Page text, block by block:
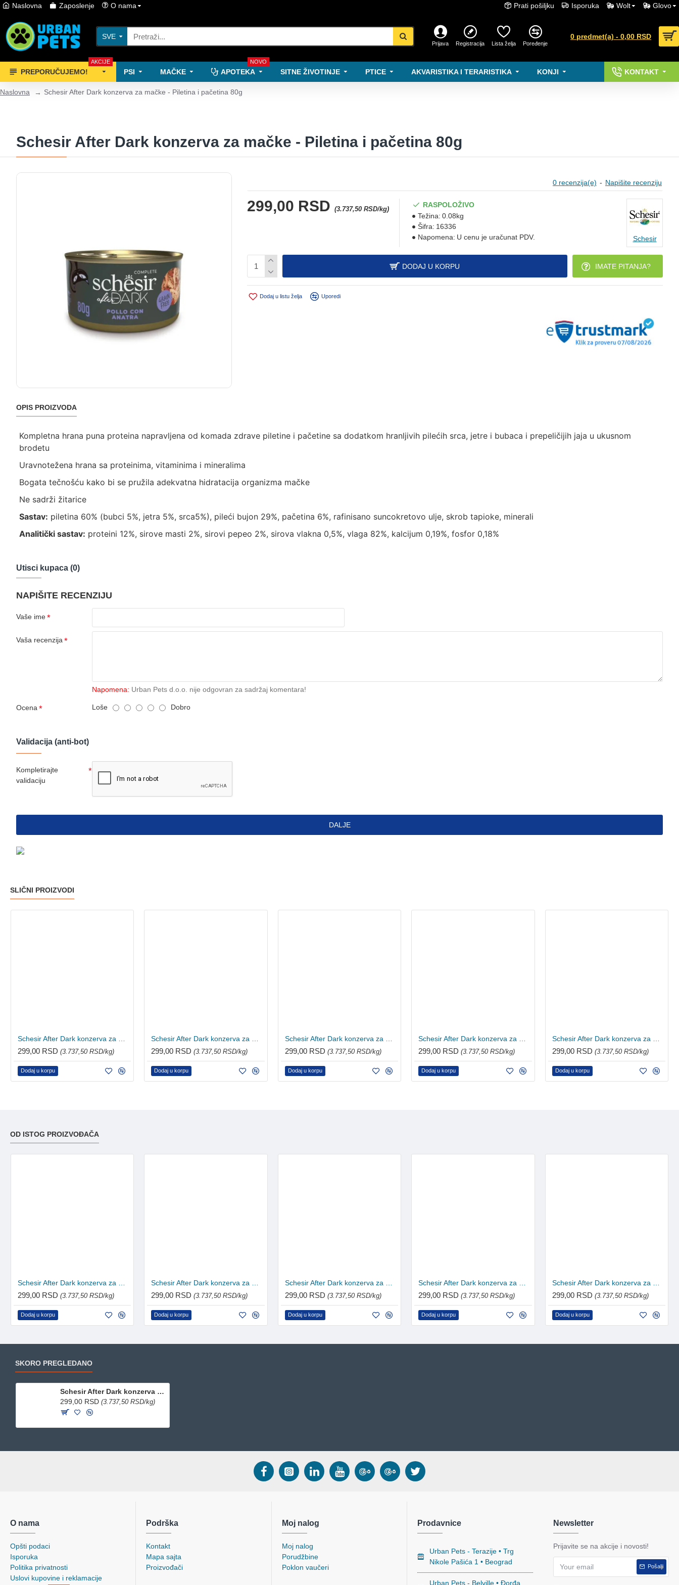
Naslovna Zaposlenje O nama Prati pošiljku Isporuka Wolt Glovo
SVE
Prijava Registracija Lista želja Poređenje
0 predmet(a) - 0,00 RSD
PREPORUČUJEMO!
AKCIJE
PSI MAČKE APOTEKA
NOVO
SITNE ŽIVOTINJE PTICE AKVARISTIKA I TERARISTIKA KONJI KONTAKT
Naslovna Schesir After Dark konzerva za mačke - Piletina i pačetina 80g
Schesir After Dark konzerva za mačke - Piletina i pačetina 80g
0 recenzija(e) - Napišite recenziju
299,00 RSD (3.737,50 RSD/kg)
RASPOLOŽIVO
Težina: 0.08kg
Šifra: 16336
Napomena: U cenu je uračunat PDV. Schesir
DODAJ U KORPU IMATE PITANJA?
Dodaj u listu želja Uporedi
OPIS PROIZVODA
Kompletna hrana puna proteina napravljena od komada zdrave piletine i pačetine sa dodatkom hranljivih pilećih srca, jetre i bubaca i prepeličijih jaja u ukusnom
brodetu
Uravnotežena hrana sa proteinima, vitaminima i mineralima
Bogata tečnošću kako bi se pružila adekvatna hidratacija organizma mačke
Ne sadrži žitarice
Sastav: piletina 60% (bubci 5%, jetra 5%, srca5%), pileći bujon 29%, pačetina 6%, rafinisano suncokretovo ulje, skrob tapioke, minerali
Analitički sastav: proteini 12%, sirove masti 2%, sirovi pepeo 2%, sirova vlakna 0,5%, vlaga 82%, kalcijum 0,19%, fosfor 0,18%
Utisci kupaca (0)
NAPIŠITE RECENZIJU
Vaše ime
Vaša recenzija
Napomena: Urban Pets d.o.o. nije odgovran za sadržaj komentara!
Ocena Loše Dobro
Validacija (anti-bot)
Kompletirajte
validaciju
DALJE
SLIČNI PROIZVODI
299,00 RSD (3.737,50 RSD/kg)
Dodaj u korpu
299,00 RSD(3.737,50 RSD/kg)
Dodaj u korpu
299,00 RSD (3.737,50 RSD/kg)
Dodaj u korpu
299,00 RSD(3.737,50 RSD/kg)
Dodaj u korpu
299,00 RSD (3.737,50 RSD/kg)
Dodaj u korpu
OD ISTOG PROIZVOĐAČA
Schesir After Dark konzerva za mačke - Piletina 80g
299,00 RSD (3.737,50 RSD/kg)
Dodaj u korpu
Schesir After Dark konzerva za mačke - Piletina i govedina 80g
299,00 RSD(3.737,50 RSD/kg)
Dodaj u korpu
Schesir After Dark konzerva za mačke - Piletina i govedina u pašteti 80g
299,00 RSD (3.737,50 RSD/kg)
Dodaj u korpu
Schesir After Dark konzerva za mačke - Piletina i pačetina u pašteti 80g
299,00 RSD(3.737,50 RSD/kg)
Dodaj u korpu
Schesir After Dark konzerva za mačke - Piletina i prepeličje jaje 80g
299,00 RSD (3.737,50 RSD/kg)
Dodaj u korpu
SKORO PREGLEDANO
Schesir After Dark konzerva za mačke - Piletina i pačetina 80g
299,00 RSD(3.737,50 RSD/kg)
O nama
Opšti podaci
Isporuka
Politika privatnosti
Uslovi kupovine i reklamacije
Podrška
Kontakt
Mapa sajta
Proizvođači
Moj nalog
Moj nalog
Porudžbine
Poklon vaučeri
Prodavnice
Urban Pets - Terazije • Trg
Nikole Pašića 1 • Beograd
Urban Pets - Belville • Đorđa
Newsletter
Prijavite se na akcije i novosti!
Pošalji